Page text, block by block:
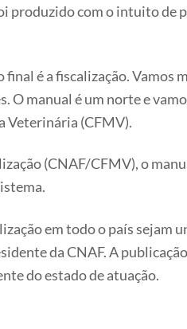
produzido com o intuito de
é a fiscalização.
manual é um norte e
Veterinária (CFMV).
(CNAF/CFMV), o
em todo o país
da CNAF. A
do estado de atuação.